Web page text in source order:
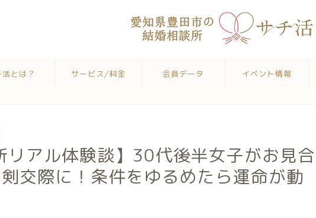
活とは？ サービス/料金 会員データ イベント情報
リアル体験談】30代後半女子がお見合
交際に！条件をゆるめたら運命が動